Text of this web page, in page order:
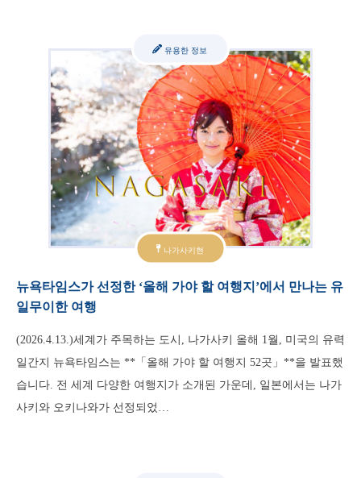
나가사키현
유용한 정보
뉴욕타임스가 선정한 ‘올해 가야 할 여행지’에서 만나는 유
일무이한 여행
(2026.4.13.)세계가 주목하는 도시, 나가사키 올해 1월, 미국의 유력
일간지 뉴욕타임스는 **「올해 가야 할 여행지 52곳」**을 발표했
습니다. 전 세계 다양한 여행지가 소개된 가운데, 일본에서는 나가
사키와 오키나와가 선정되었…